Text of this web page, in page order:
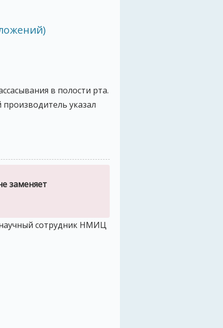
в полости рта.
указал
заменяет
сотрудник НМИЦ